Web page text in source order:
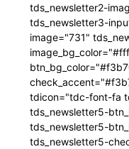
tds_newsletter2-
tds_newsletter3-
image="731"
tdicon="tdc-font-fa
tds_newsletter5-
tds_newsletter5-
tds_newsletter5-